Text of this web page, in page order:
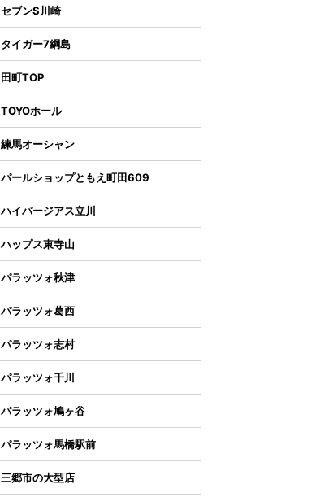
セブンS川崎
タイガー7綱島
田町TOP
TOYOホール
練馬オーシャン
パールショップともえ町田609
ハイパージアス立川
ハップス東寺山
パラッツォ秋津
パラッツォ葛西
パラッツォ志村
パラッツォ千川
パラッツォ鳩ヶ谷
パラッツォ馬橋駅前
三郷市の大型店